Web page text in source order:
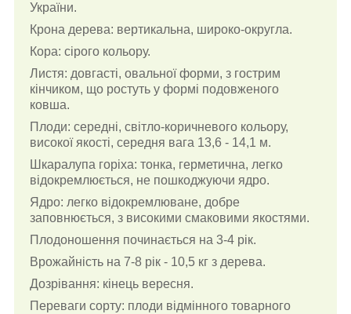
України.
Крона дерева: вертикальна, широко-округла.
Кора: сірого кольору.
Листя: довгасті, овальної форми, з гострим
кінчиком, що ростуть у формі подовженого
ковша.
Плоди: середні, світло-коричневого кольору,
високої якості, середня вага 13,6 - 14,1 м.
Шкаралупа горіха: тонка, герметична, легко
відокремлюється, не пошкоджуючи ядро.
Ядро: легко відокремлюване, добре
заповнюється, з високими смаковими якостями.
Плодоношення починається на 3-4 рік.
Врожайність на 7-8 рік - 10,5 кг з дерева.
Дозрівання: кінець вересня.
Переваги сорту: плоди відмінного товарного